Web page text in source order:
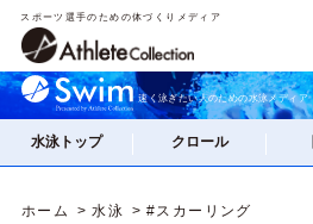
スポーツ選手のための体づくりメディア
速く泳ぎたい人のための水泳メディア
水泳トップ クロール
ホーム 水泳 #スカーリング